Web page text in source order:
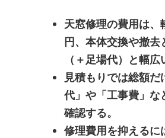
天窓修理の費用は、
円、本体交換や撤去
（＋足場代）と幅広
見積もりでは総額
代」や「工事費」な
確認する。
修理費用を抑えるに